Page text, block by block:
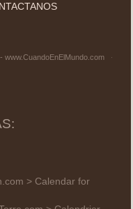
www.CuandoEnElMundo.com
> Calendar for